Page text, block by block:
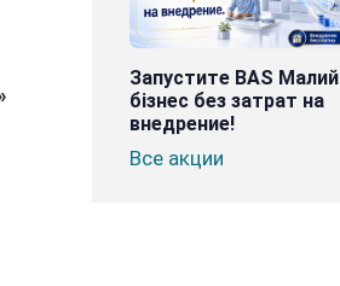
Запустите BAS Малий
бізнес без затрат на
внедрение!
Все акции